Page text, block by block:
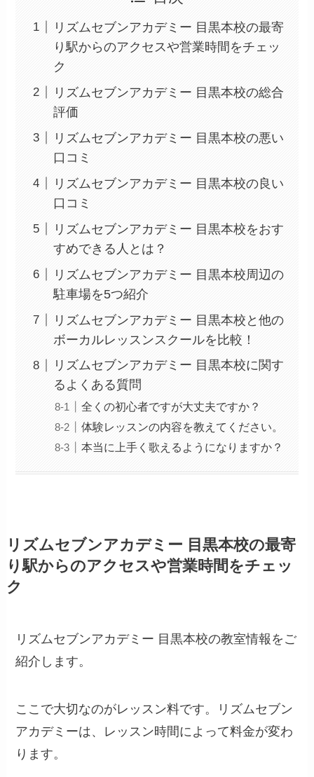
リズムセブンアカデミー 目黒本校の最寄
り駅からのアクセスや営業時間をチェッ
ク
リズムセブンアカデミー 目黒本校の総合
評価
リズムセブンアカデミー 目黒本校の悪い
口コミ
リズムセブンアカデミー 目黒本校の良い
口コミ
リズムセブンアカデミー 目黒本校をおす
すめできる人とは？
リズムセブンアカデミー 目黒本校周辺の
駐車場を5つ紹介
リズムセブンアカデミー 目黒本校と他の
ボーカルレッスンスクールを比較！
リズムセブンアカデミー 目黒本校に関す
るよくある質問
全くの初心者ですが大丈夫ですか？
体験レッスンの内容を教えてください。
本当に上手く歌えるようになりますか？
リズムセブンアカデミー 目黒本校の最寄
り駅からのアクセスや営業時間をチェッ
ク
リズムセブンアカデミー 目黒本校の教室情報をご
紹介します。
ここで大切なのがレッスン料です。リズムセブン
アカデミーは、レッスン時間によって料金が変わ
ります。